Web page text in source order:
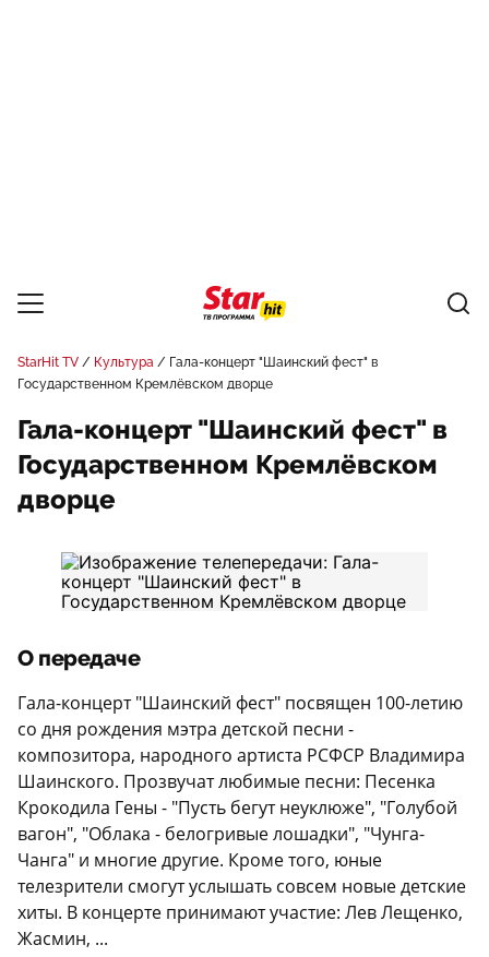
StarHit TV Культура
Гала-концерт "Шаинский фест" в
Государственном Кремлёвском дворце
Гала-концерт "Шаинский фест" в
Государственном Кремлёвском
дворце
О передаче
Гала-концерт "Шаинский фест" посвящен 100-летию
со дня рождения мэтра детской песни -
композитора, народного артиста РСФСР Владимира
Шаинского. Прозвучат любимые песни: Песенка
Крокодила Гены - "Пусть бегут неуклюже", "Голубой
вагон", "Облака - белогривые лошадки", "Чунга-
Чанга" и многие другие. Кроме того, юные
телезрители смогут услышать совсем новые детские
хиты. В концерте принимают участие: Лев Лещенко,
Жасмин, ...